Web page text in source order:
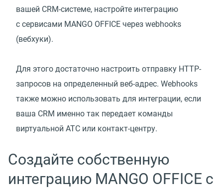
вашей CRM-системе, настройте интеграцию
с сервисами MANGO OFFICE через webhooks
(вебхуки).
Для этого достаточно настроить отправку HTTP-
запросов на определенный веб-адрес. Webhooks
также можно использовать для интеграции, если
ваша CRM именно так передает команды
виртуальной АТС или контакт-центру.
Создайте собственную
интеграцию MANGO OFFICE с